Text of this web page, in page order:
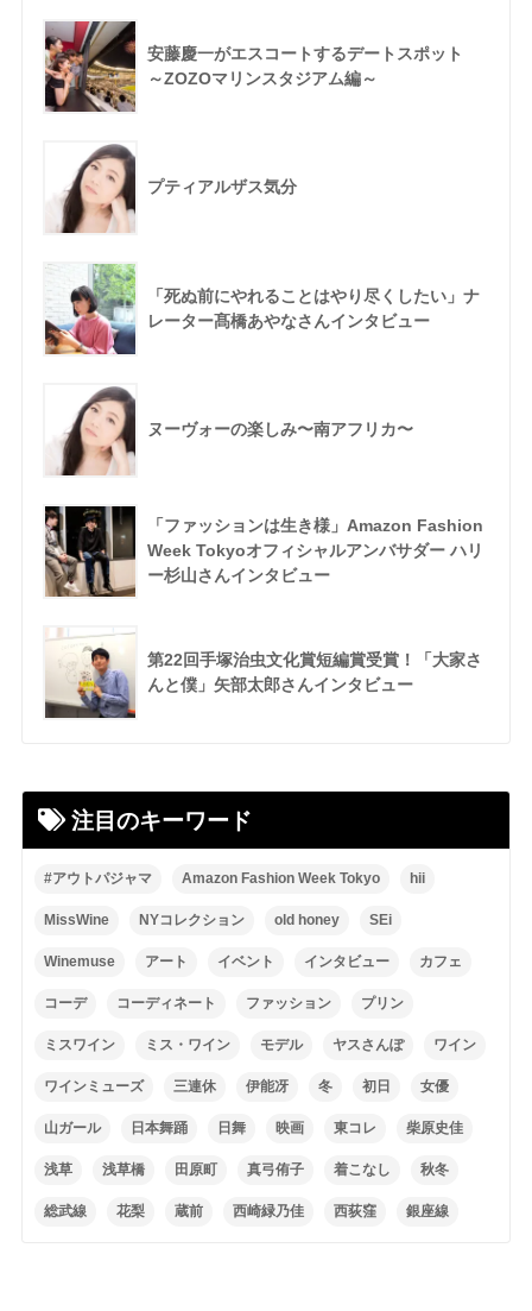
安藤慶一がエスコートするデートスポット
～ZOZOマリンスタジアム編～
プティアルザス気分
「死ぬ前にやれることはやり尽くしたい」ナ
レーター髙橋あやなさんインタビュー
ヌーヴォーの楽しみ〜南アフリカ〜
「ファッションは生き様」Amazon Fashion
Week Tokyoオフィシャルアンバサダー ハリ
ー杉山さんインタビュー
第22回手塚治虫文化賞短編賞受賞！「大家さ
んと僕」矢部太郎さんインタビュー
注目のキーワード
#アウトパジャマ Amazon Fashion Week Tokyo hii
MissWine NYコレクション old honey SEi
Winemuse アート イベント インタビュー カフェ
コーデ コーディネート ファッション プリン
ミスワイン ミス・ワイン モデル ヤスさんぽ ワイン
ワインミューズ 三連休 伊能冴 冬 初日 女優
山ガール 日本舞踊 日舞 映画 東コレ 柴原史佳
浅草 浅草橋 田原町 真弓侑子 着こなし 秋冬
総武線 花梨 蔵前 西崎緑乃佳 西荻窪 銀座線